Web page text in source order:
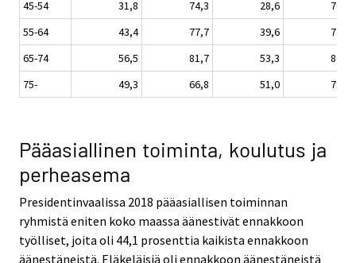
45-54
31,8 74,3 28,6
70,9
55-64
43,4 77,7 39,6
74,9
65-74
56,5 81,7 53,3
80,0
75-
49,3 66,8 51,0 71,0
Pääasiallinen toiminta, koulutus ja
perheasema
Presidentinvaalissa 2018 pääasiallisen toiminnan
ryhmistä eniten koko maassa äänestivät ennakkoon
työlliset, joita oli 44,1 prosenttia kaikista ennakkoon
äänestäneistä. Eläkeläisiä oli ennakkoon äänestäneistä